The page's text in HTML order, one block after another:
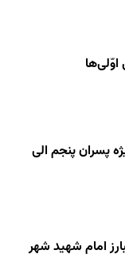
پسران پنجم الی
امام شهید شهر